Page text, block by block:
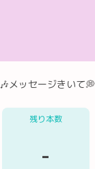
メッセージきいて💭
残り本数
-
Facebook